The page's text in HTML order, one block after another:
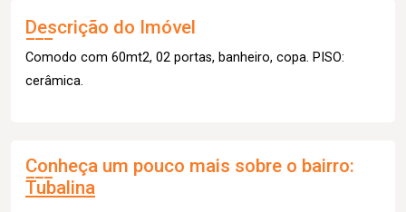
Descrição do Imóvel
Comodo com 60mt2, 02 portas, banheiro, copa. PISO:
cerâmica.
Conheça um pouco mais sobre o bairro:
Tubalina